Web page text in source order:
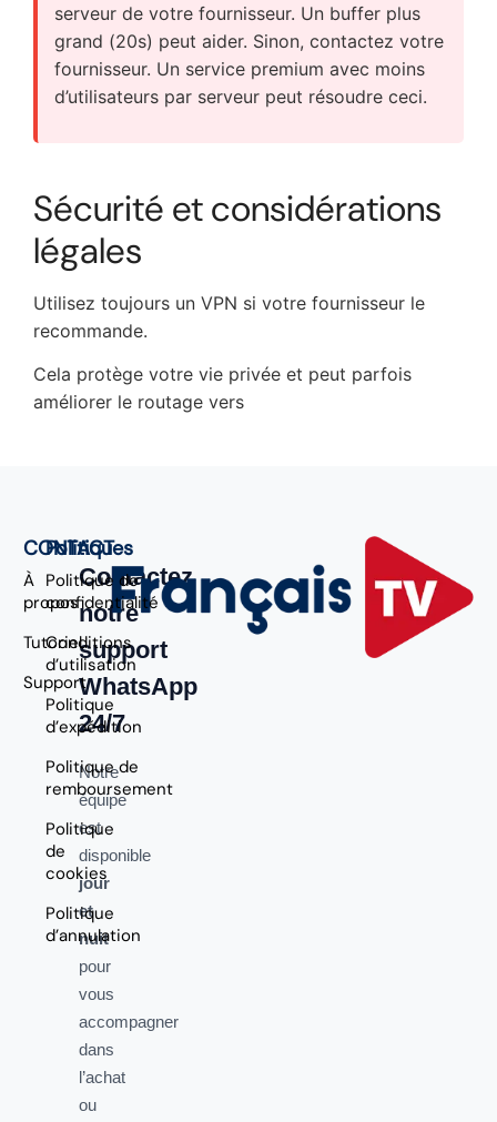
serveur de votre fournisseur. Un buffer plus
grand (20s) peut aider. Sinon, contactez votre
fournisseur. Un service premium avec moins
d’utilisateurs par serveur peut résoudre ceci.
Sécurité et considérations
légales
Utilisez toujours un VPN si votre fournisseur le
recommande.
Cela protège votre vie privée et peut parfois
améliorer le routage vers
CONTACT
À
propos
Tutoriel
Support
Politiques
Politique de
confidentialité
Conditions
d’utilisation
Politique
d’expédition
Politique de
remboursement
Politique
de
cookies
Politique
d’annulation
Contactez
notre
support
WhatsApp
24/7
Notre
équipe
est
disponible
jour
et
nuit
pour
vous
accompagner
dans
l’achat
ou